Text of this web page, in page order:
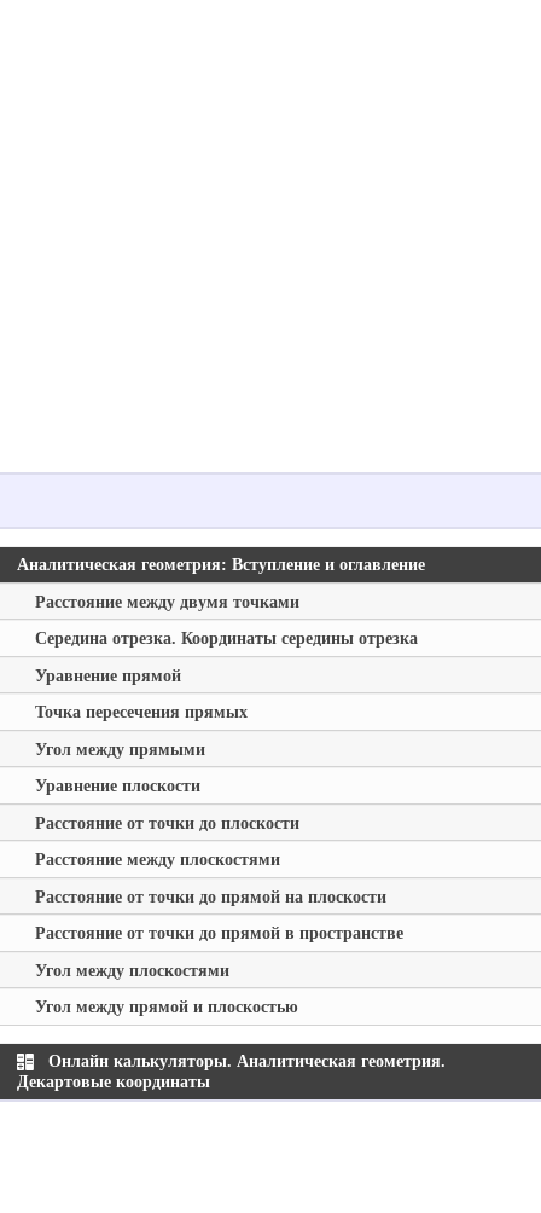
Аналитическая геометрия: Вступление и оглавление
Расстояние между двумя точками
Середина отрезка. Координаты середины отрезка
Уравнение прямой
Точка пересечения прямых
Угол между прямыми
Уравнение плоскости
Расстояние от точки до плоскости
Расстояние между плоскостями
Расстояние от точки до прямой на плоскости
Расстояние от точки до прямой в пространстве
Угол между плоскостями
Угол между прямой и плоскостью
Онлайн калькуляторы. Аналитическая геометрия.
Декартовые координаты